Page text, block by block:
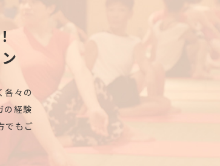
各々の
の経験
でもご